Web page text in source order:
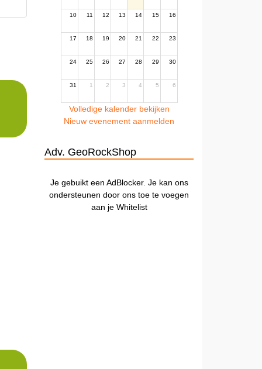
10 11 12 13 14 15 16
17 18 19 20 21 22 23
24 25 26 27 28 29 30
31 1 2 3 4 5 6
Volledige kalender bekijken
Nieuw evenement aanmelden
Adv. GeoRockShop
Je gebuikt een AdBlocker. Je kan ons
ondersteunen door ons toe te voegen
aan je Whitelist